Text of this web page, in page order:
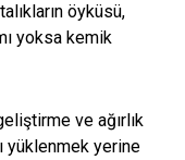
öyküsü,
yoksa kemik
ve ağırlık
yüklenmek yerine